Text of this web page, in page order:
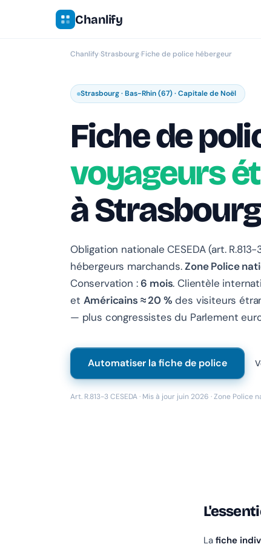
Chanlify
Chanlify›Strasbourg›Fiche de police hébergeur
Strasbourg · Bas-Rhin (67) · Capitale de Noël
Fiche de
voyageurs
à Strasbourg
Obligation nationale CESEDA (art.
hébergeurs marchands.Zone Police
Conservation :6 mois. Clientèle
et Américains ≈ 20 % des visiteurs
— plus congressistes du Parlement
Automatiser la fiche de police
Art. R.813-3 CESEDA · Mis à jour juin 2026 · Zone
La fiche